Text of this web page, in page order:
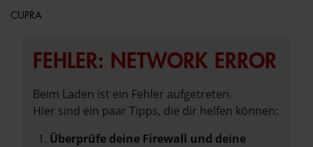
CUPRA
FEHLER: NETWORK ERROR
Beim Laden ist ein Fehler aufgetreten.
Hier sind ein paar Tipps, die dir helfen können:
Überprüfe deine Firewall und deine